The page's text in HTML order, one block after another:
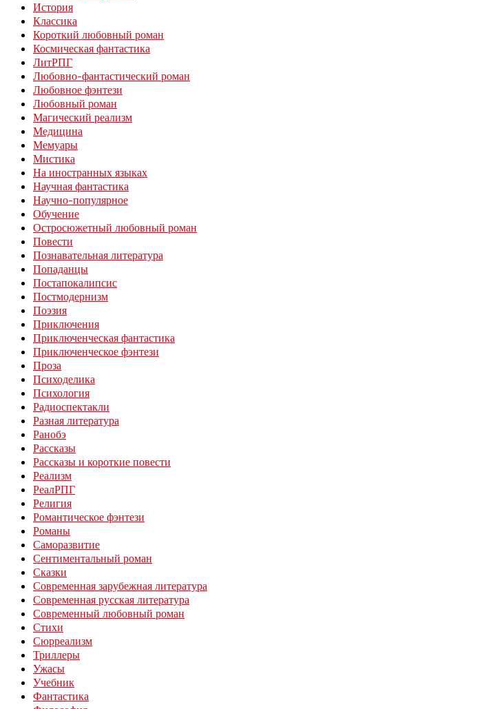
История
Классика
Короткий любовный роман
Космическая фантастика
ЛитРПГ
Любовно-фантастический роман
Любовное фэнтези
Любовный роман
Магический реализм
Медицина
Мемуары
Мистика
На иностранных языках
Научная фантастика
Научно-популярное
Обучение
Остросюжетный любовный роман
Повести
Познавательная литература
Попаданцы
Постапокалипсис
Постмодернизм
Поэзия
Приключения
Приключенческая фантастика
Приключенческое фэнтези
Проза
Психоделика
Психология
Радиоспектакли
Разная литература
Ранобэ
Рассказы
Рассказы и короткие повести
Реализм
РеалРПГ
Религия
Романтическое фэнтези
Романы
Саморазвитие
Сентиментальный роман
Сказки
Современная зарубежная литература
Современная русская литература
Современный любовный роман
Стихи
Сюрреализм
Триллеры
Ужасы
Учебник
Фантастика